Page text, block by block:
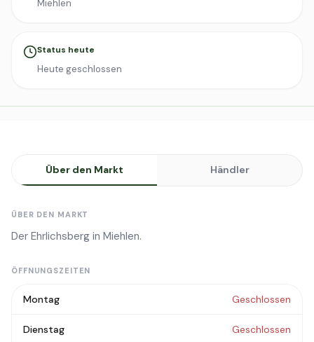
Miehlen
Status heute
Heute geschlossen
Über den Markt Händler
ÜBER DEN MARKT
Der Ehrlichsberg in Miehlen.
ÖFFNUNGSZEITEN
Montag Geschlossen
Dienstag Geschlossen